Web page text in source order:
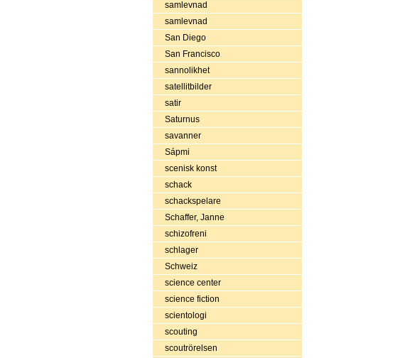
samlevnad
samlevnad
San Diego
San Francisco
sannolikhet
satellitbilder
satir
Saturnus
savanner
Sápmi
scenisk konst
schack
schackspelare
Schaffer, Janne
schizofreni
schlager
Schweiz
science center
science fiction
scientologi
scouting
scoutrörelsen